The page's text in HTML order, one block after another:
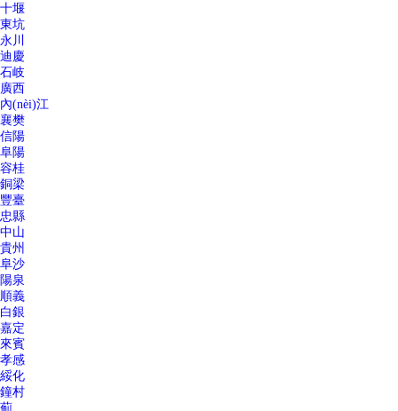
十堰
東坑
永川
迪慶
石岐
廣西
內(nèi)江
襄樊
信陽
阜陽
容桂
銅梁
豐臺
忠縣
中山
貴州
阜沙
陽泉
順義
白銀
嘉定
來賓
孝感
綏化
鐘村
薊